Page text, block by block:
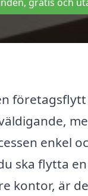
företagsflytt
enkel
ska flytta
kontor, är